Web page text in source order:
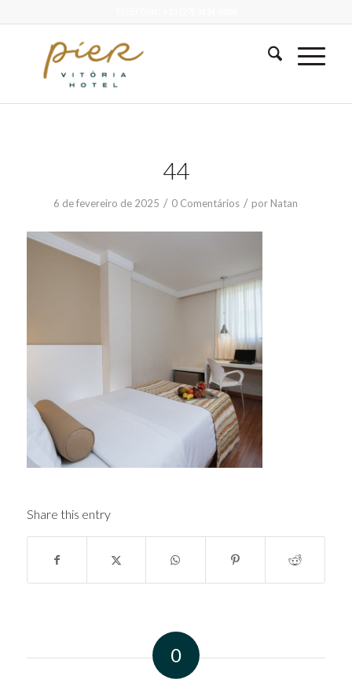
44
6 de fevereiro de 2025 / 0 Comentários / por Natan
Share this entry
0